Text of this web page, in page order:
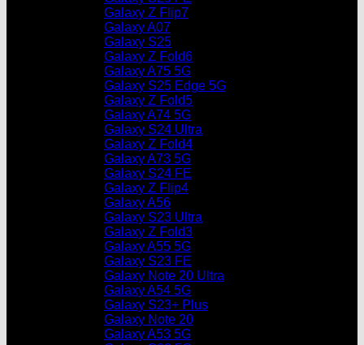
Galaxy Z Flip7
Galaxy A07
Galaxy S25
Galaxy Z Fold6
Galaxy A75 5G
Galaxy S25 Edge 5G
Galaxy Z Fold5
Galaxy A74 5G
Galaxy S24 Ultra
Galaxy Z Fold4
Galaxy A73 5G
Galaxy S24 FE
Galaxy Z Flip4
Galaxy A56
Galaxy S23 Ultra
Galaxy Z Fold3
Galaxy A55 5G
Galaxy S23 FE
Galaxy Note 20 Ultra
Galaxy A54 5G
Galaxy S23+ Plus
Galaxy Note 20
Galaxy A53 5G